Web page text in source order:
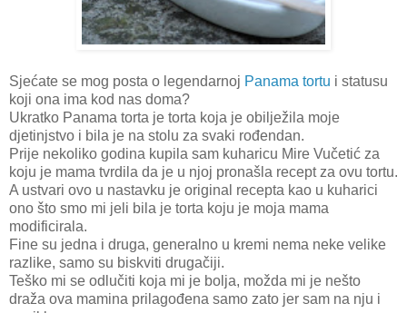
Sjećate se mog posta o legendarnoj Panama tortu i statusu
koji ona ima kod nas doma?
Ukratko Panama torta je torta koja je obilježila moje
djetinjstvo i bila je na stolu za svaki rođendan.
Prije nekoliko godina kupila sam kuharicu Mire Vučetić za
koju je mama tvrdila da je u njoj pronašla recept za ovu tortu.
A ustvari ovo u nastavku je original recepta kao u kuharici
ono što smo mi jeli bila je torta koju je moja mama
modificirala.
Fine su jedna i druga, generalno u kremi nema neke velike
razlike, samo su biskviti drugačiji.
Teško mi se odlučiti koja mi je bolja, možda mi je nešto
draža ova mamina prilagođena samo zato jer sam na nju i